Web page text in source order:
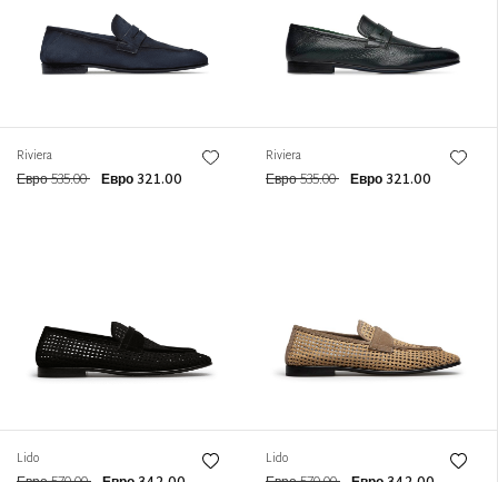
Riviera
Евро 535.00 Евро 321.00
Riviera
Евро 535.00 Евро 321.00
Lido Lido